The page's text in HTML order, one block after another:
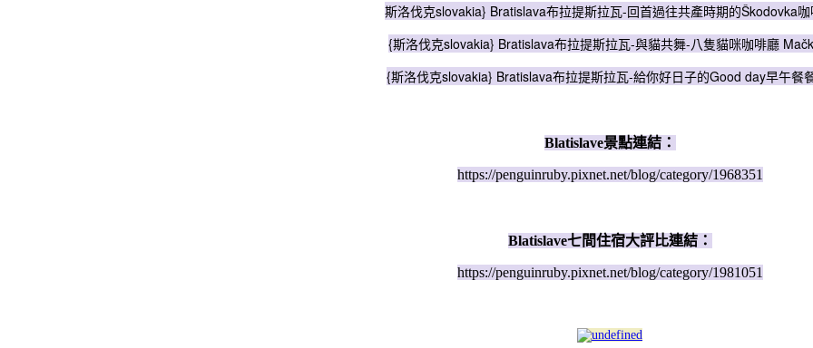
斯洛伐克slovakia} Bratislava布拉提斯拉瓦-回首過往共產時期的Škodovka
{斯洛伐克slovakia} Bratislava布拉提斯拉瓦-與貓共舞-八隻貓咪咖啡廳
{斯洛伐克slovakia} Bratislava布拉提斯拉瓦-給你好日子的Good day早午餐
Blatislave景點連結：
https://penguinruby.pixnet.net/blog/category/1968351
Blatislave七間住宿大評比連結：
https://penguinruby.pixnet.net/blog/category/1981051